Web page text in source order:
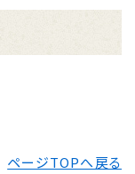
ページTOPへ戻る